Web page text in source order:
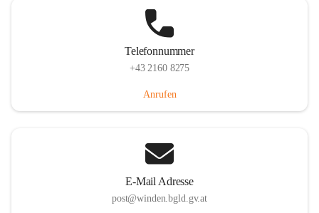
Telefonnummer
+43 2160 8275
Anrufen
E-Mail Adresse
post@winden.bgld.gv.at